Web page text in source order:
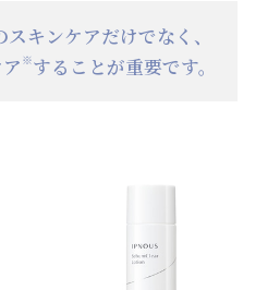
キンケアだけでなく、
※することが重要です。